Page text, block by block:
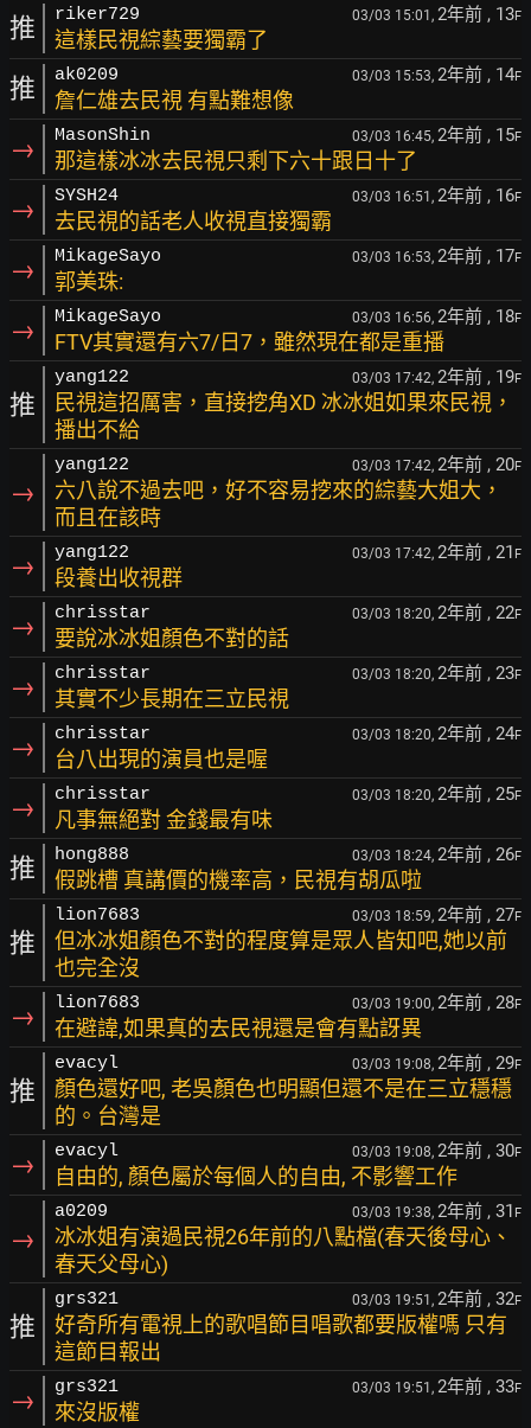
推 riker729 03/03 15:01, 2年前 , 13F
這樣民視綜藝要獨霸了
推 ak0209 03/03 15:53, 2年前 , 14F
詹仁雄去民視 有點難想像
→ MasonShin 03/03 16:45, 2年前 , 15F
那這樣冰冰去民視只剩下六十跟日十了
→ SYSH24 03/03 16:51, 2年前 , 16F
去民視的話老人收視直接獨霸
→ MikageSayo 03/03 16:53, 2年前 , 17F
郭美珠:
→ MikageSayo 03/03 16:56, 2年前 , 18F
FTV其實還有六7/日7，雖然現在都是重播
推
yang122 03/03 17:42, 2年前 , 19F
民視這招厲害，直接挖角XD 冰冰姐如果來民視，
播出不給
→
yang122 03/03 17:42, 2年前 , 20F
六八說不過去吧，好不容易挖來的綜藝大姐大，
而且在該時
→ yang122 03/03 17:42, 2年前 , 21 F
段養出收視群
→ chrisstar 03/03 18:20, 2年前 , 22F
要說冰冰姐顏色不對的話
→ chrisstar 03/03 18:20, 2年前 , 23F
其實不少長期在三立民視
→ chrisstar 03/03 18:20, 2年前 , 24F
台八出現的演員也是喔
→ chrisstar 03/03 18:20, 2年前 , 25F
凡事無絕對 金錢最有味
推 hong888 03/03 18:24, 2年前 , 26F
假跳槽 真講價的機率高，民視有胡瓜啦
推
lion7683 03/03 18:59, 2年前 , 27F
但冰冰姐顏色不對的程度算是眾人皆知吧,她以前
也完全沒
→ lion7683 03/03 19:00, 2年前 , 28F
在避諱,如果真的去民視還是會有點訝異
推
evacyl 03/03 19:08, 2年前 , 29F
顏色還好吧, 老吳顏色也明顯但還不是在三立穩穩
的。台灣是
→ evacyl 03/03 19:08, 2年前 , 30F
自由的, 顏色屬於每個人的自由, 不影響工作
→
a0209 03/03 19:38, 2年前 , 31 F
冰冰姐有演過民視26年前的八點檔(春天後母心、
春天父母心)
推
grs321 03/03 19:51, 2年前 , 32F
好奇所有電視上的歌唱節目唱歌都要版權嗎 只有
這節目報出
→ grs321 03/03 19:51, 2年前 , 33F
來沒版權